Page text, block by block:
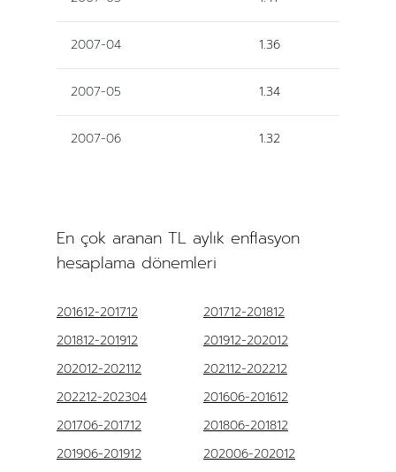
2007-04 1.36
2007-05 1.34
2007-06 1.32
En çok aranan TL aylık enflasyon
hesaplama dönemleri
201612-201712
201712-201812
201812-201912
201912-202012
202012-202112
202112-202212
202212-202304
201606-201612
201706-201712
201806-201812
201906-201912
202006-202012